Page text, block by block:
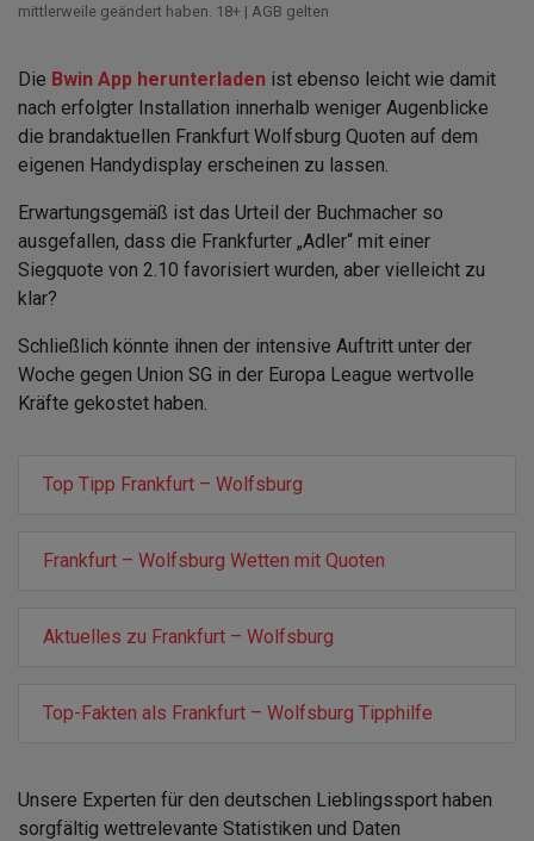
mittlerweile geändert haben. 18+ | AGB gelten
Die Bwin App herunterladen ist ebenso leicht wie damit
nach erfolgter Installation innerhalb weniger Augenblicke
die brandaktuellen Frankfurt Wolfsburg Quoten auf dem
eigenen Handydisplay erscheinen zu lassen.
Erwartungsgemäß ist das Urteil der Buchmacher so
ausgefallen, dass die Frankfurter „Adler“ mit einer
Siegquote von 2.10 favorisiert wurden, aber vielleicht zu
klar?
Schließlich könnte ihnen der intensive Auftritt unter der
Woche gegen Union SG in der Europa League wertvolle
Kräfte gekostet haben.
Top Tipp Frankfurt – Wolfsburg
Frankfurt – Wolfsburg Wetten mit Quoten
Aktuelles zu Frankfurt – Wolfsburg
Top-Fakten als Frankfurt – Wolfsburg Tipphilfe
Unsere Experten für den deutschen Lieblingssport haben
sorgfältig wettrelevante Statistiken und Daten